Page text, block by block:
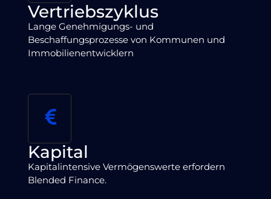
Vertriebszyklus
Lange Genehmigungs- und
Beschaffungsprozesse von Kommunen und
Immobilienentwicklern
Kapital
Kapitalintensive Vermögenswerte erfordern
Blended Finance.